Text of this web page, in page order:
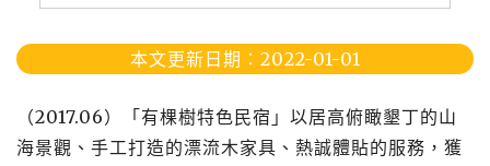
本文更新日期：2022-01-01
（2017.06）「有棵樹特色民宿」以居高俯瞰墾丁的山
海景觀、手工打造的漂流木家具、熱誠體貼的服務，獲